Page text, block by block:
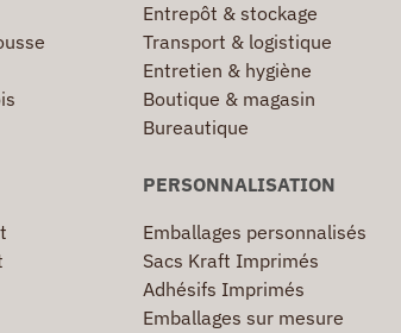
Entrepôt & stockage
Transport & logistique
Entretien & hygiène
Boutique & magasin
Bureautique
PERSONNALISATION
Emballages personnalisés
Sacs Kraft Imprimés
Adhésifs Imprimés
Emballages sur mesure